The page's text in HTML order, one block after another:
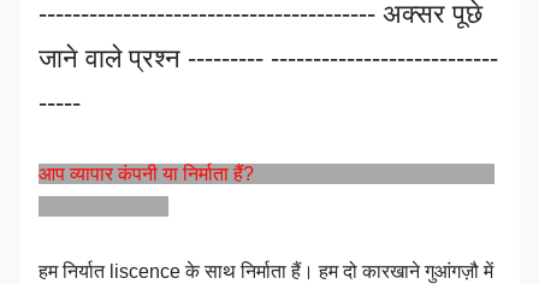
---------------------------------------- अक्सर पूछे
जाने वाले प्रश्न --------- ---------------------------
-----
आप व्यापार कंपनी या निर्माता हैं?
हम निर्यात liscence के साथ निर्माता हैं। हम दो कारखाने गुआंगज़ौ में